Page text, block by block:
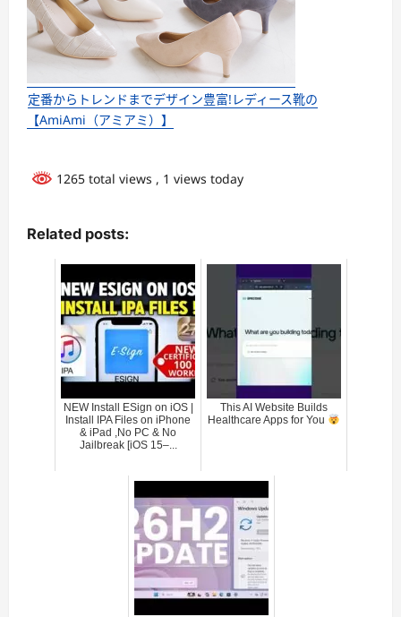
定番からトレンドまでデザイン豊富!レディース靴の
【AmiAmi（アミアミ）】
1265 total views , 1 views today
Related posts:
NEW Install ESign on iOS |
Install IPA Files on iPhone
& iPad ,No PC & No
Jailbreak [iOS 15–...
This AI Website Builds
Healthcare Apps for You